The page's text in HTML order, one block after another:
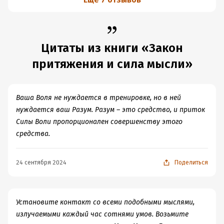
абстрагироваться от псевдонаучной подоплеки
понятий «притяжения», обычная концентрация на
которые очевидны без эзотерики и веры в
Цитаты из книги «Закон
притяжения и сила мысли»
Ваша Воля не нуждается в тренировке, но в ней
нуждается ваш Разум. Разум – это средство, и приток
Силы Воли пропорционален совершенству этого
средства.
24 сентября 2024 Поделиться
Установите контакт со всеми подобными мыслями,
излучаемыми каждый час сотнями умов. Возьмите